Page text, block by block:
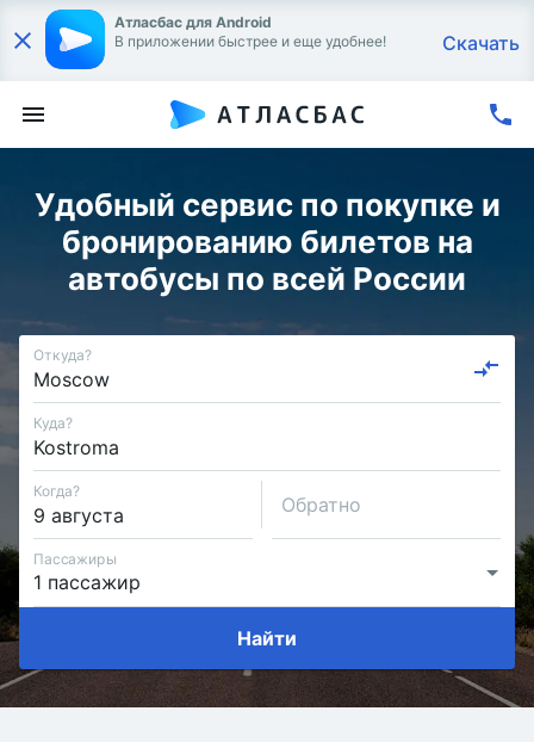
Атласбас для Android
В приложении быстрее и еще удобнее!
Скачать
Удобный сервис по покупке и
бронированию билетов на
автобусы по всей России
Откуда?
Куда?
Когда?
Обратно
Пассажиры
Найти